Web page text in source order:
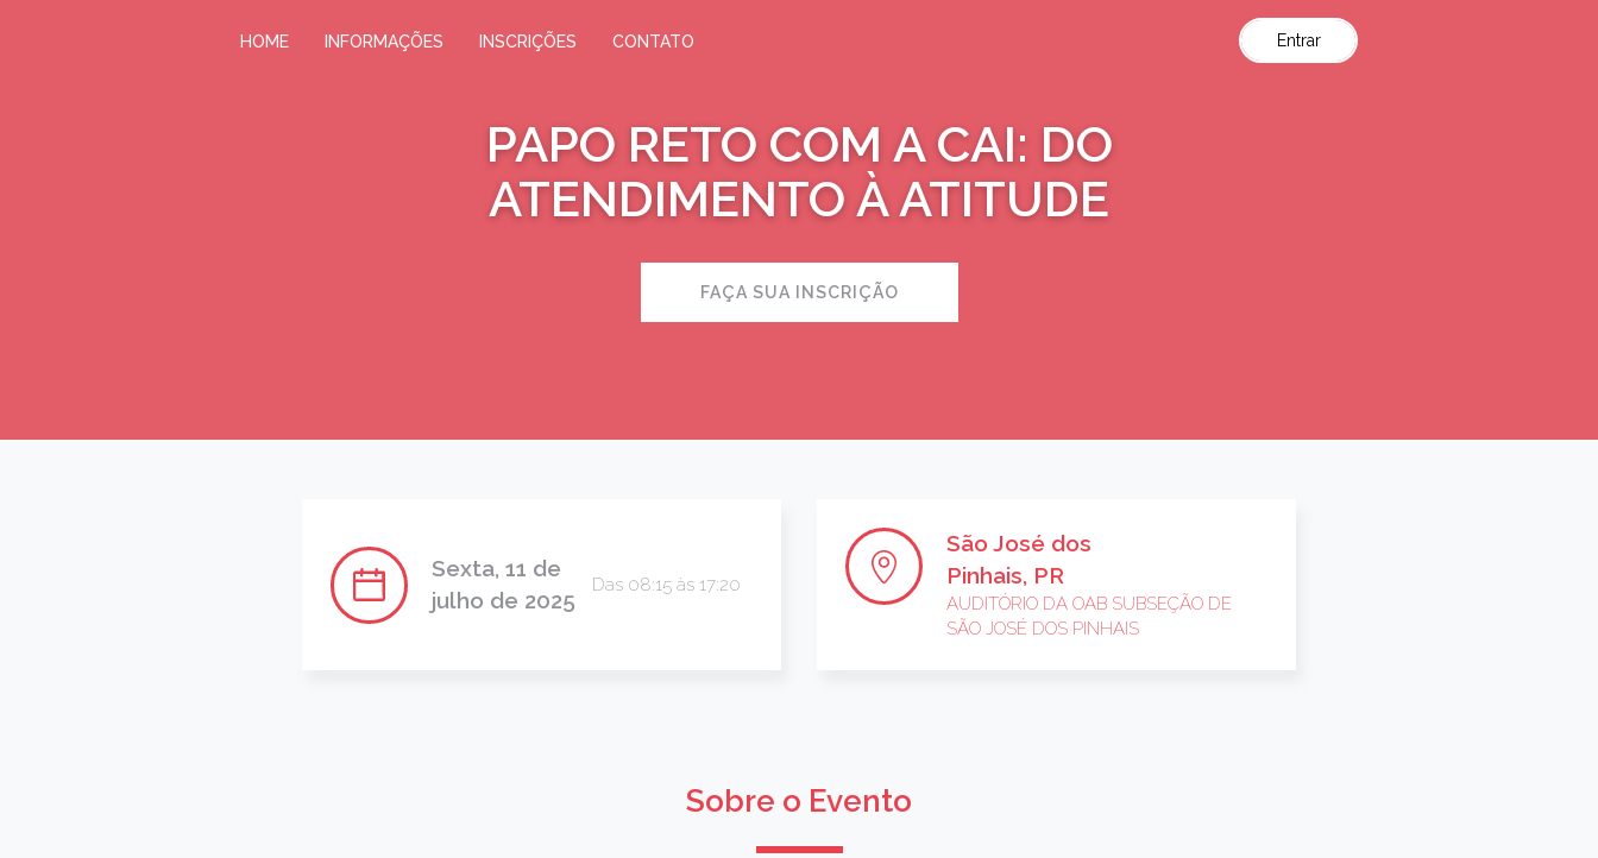
HOME INFORMAÇÕES INSCRIÇÕES CONTATO Entrar
PAPO RETO COM A CAI: DO
ATENDIMENTO À ATITUDE
FAÇA SUA INSCRIÇÃO
Sexta, 11 de
julho de 2025
Das 08:15 às 17:20
São José dos
Pinhais, PR
AUDITÓRIO DA OAB SUBSEÇÃO DE
SÃO JOSÉ DOS PINHAIS
Sobre o Evento